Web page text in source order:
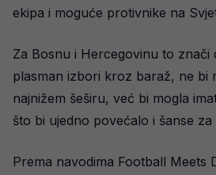
ekipa i moguće protivnike na
Za Bosnu i Hercegovinu to znači
plasman izbori kroz baraž, ne bi
najnižem šeširu, već bi mogla
što bi ujedno povećalo i šanse
Prema navodima Football Meets